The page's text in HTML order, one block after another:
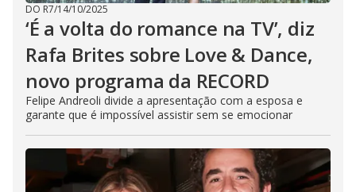
DO R7/14/10/2025
‘É a volta do romance na TV’, diz
Rafa Brites sobre Love & Dance,
novo programa da RECORD
Felipe Andreoli divide a apresentação com a esposa e
garante que é impossível assistir sem se emocionar